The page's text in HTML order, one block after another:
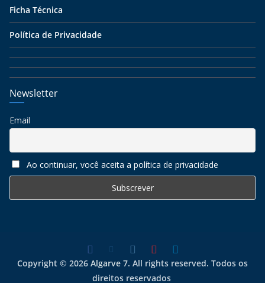
Ficha Técnica
Política de Privacidade
Newsletter
Email
Ao continuar, você aceita a política de privacidade
Copyright © 2026 Algarve 7. All rights reserved. Todos os
direitos reservados